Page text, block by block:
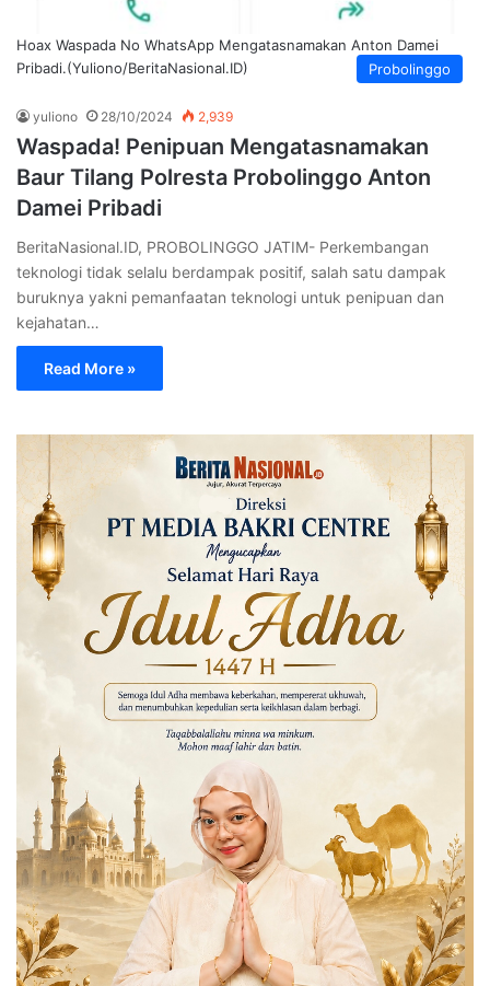
Probolinggo
Hoax Waspada No WhatsApp Mengatasnamakan Anton Damei
Pribadi.(Yuliono/BeritaNasional.ID)
yuliono 28/10/2024 2,939
Waspada! Penipuan Mengatasnamakan
Baur Tilang Polresta Probolinggo Anton
Damei Pribadi
BeritaNasional.ID, PROBOLINGGO JATIM- Perkembangan
teknologi tidak selalu berdampak positif, salah satu dampak
buruknya yakni pemanfaatan teknologi untuk penipuan dan
kejahatan…
Read More »